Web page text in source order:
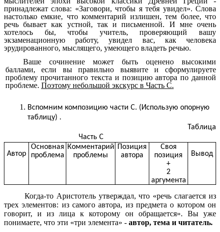
принадлежат слова: «Заговори, чтобы я тебя увидел». Слова
настолько емкие, что комментарий излишен, тем более, что
речь бывает как устной, так и письменной. И мне очень
хотелось бы, чтобы учитель, проверяющий вашу
экзаменационную работу, увидел вас, как человека
эрудированного, мыслящего, умеющего владеть речью.
Ваше сочинение может быть оценено высокими
баллами, если вы правильно выявите и сформулируете
проблему прочитанного текстa и позицию автора по данной
проблеме. Поэтому небольшой экскурс в Часть С.
Вспомним композицию части С. (Использую опорную
таблицу) .
Таблица
Часть С
Автор
Основная
проблема
Комментарий
проблемы
Позиция
автора
Своя
позиция
+
2
аргумента
Вывод
Когда-то Аристотель утверждал, что «речь слагается из
трех элементов: из самого автора, из предмета о котором он
говорит, и из лица к которому он обращается». Вы уже
понимаете, что эти «три элемента» - автор, тема и читатель.